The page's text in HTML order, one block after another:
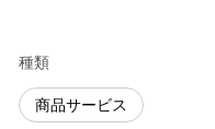
種類
商品サービス